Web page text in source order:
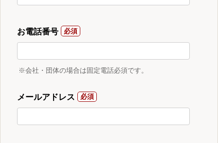
お電話番号
※会社・団体の場合は固定電話必須です。
メールアドレス